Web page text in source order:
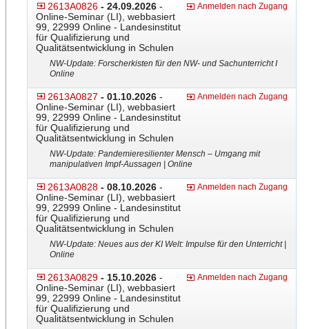
2613A0826 - 24.09.2026 -
Online-Seminar (LI), webbasiert
99, 22999 Online - Landesinstitut
für Qualifizierung und
Qualitätsentwicklung in Schulen
Anmelden nach Zugang
NW-Update: Forscherkisten für den NW- und Sachunterricht I
Online
2613A0827 - 01.10.2026 -
Online-Seminar (LI), webbasiert
99, 22999 Online - Landesinstitut
für Qualifizierung und
Qualitätsentwicklung in Schulen
Anmelden nach Zugang
NW-Update: Pandemieresilienter Mensch – Umgang mit
manipulativen Impf-Aussage​n | Online
2613A0828 - 08.10.2026 -
Online-Seminar (LI), webbasiert
99, 22999 Online - Landesinstitut
für Qualifizierung und
Qualitätsentwicklung in Schulen
Anmelden nach Zugang
NW-Update: Neues aus der KI Welt: Impulse für den Unterricht |
Online
2613A0829 - 15.10.2026 -
Online-Seminar (LI), webbasiert
99, 22999 Online - Landesinstitut
für Qualifizierung und
Qualitätsentwicklung in Schulen
Anmelden nach Zugang